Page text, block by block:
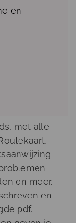
en
met alle
en meer.
en
pdf.